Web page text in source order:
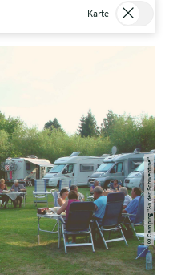
Karte
©
Camping "An der Schwentine"